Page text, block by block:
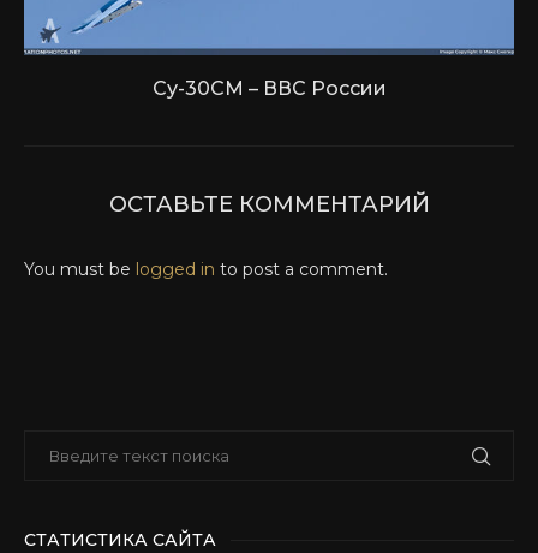
Су-30СМ – ВВС России
ОСТАВЬТЕ КОММЕНТАРИЙ
You must be logged in to post a comment.
СТАТИСТИКА САЙТА